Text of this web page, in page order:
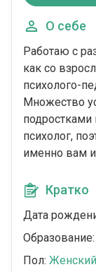
О себе
Работаю с
как со
психолого-
Множество
психолог,
именно вам
Кратко
Дата
Образование:
Пол: Женский